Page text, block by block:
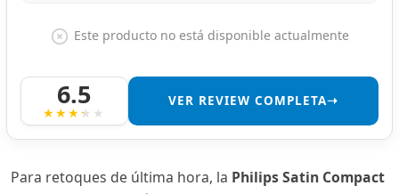
Este producto no está disponible actualmente
6.5 VER REVIEW COMPLETA➝
Para retoques de última hora, la Philips Satin Compact